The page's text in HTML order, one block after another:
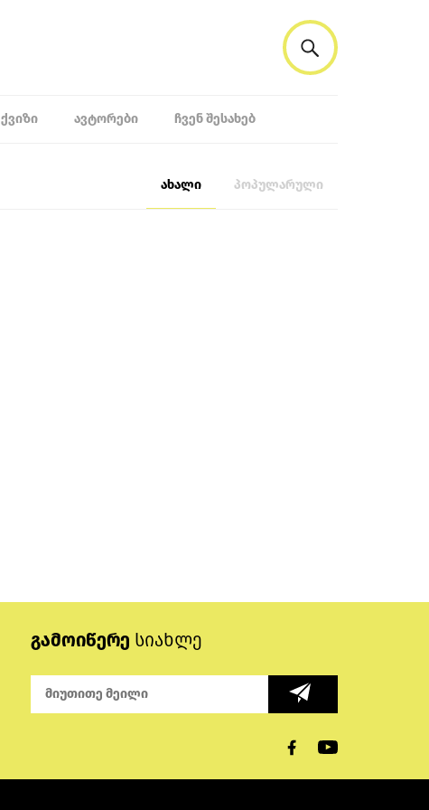
ᲥᲕᲘᲖᲘ ᲐᲕᲢᲝᲠᲔᲑᲘ ᲩᲕᲔᲜ ᲨᲔᲡᲐᲮᲔᲑ
ახალი პოპულარული
გამოიწერე სიახლე